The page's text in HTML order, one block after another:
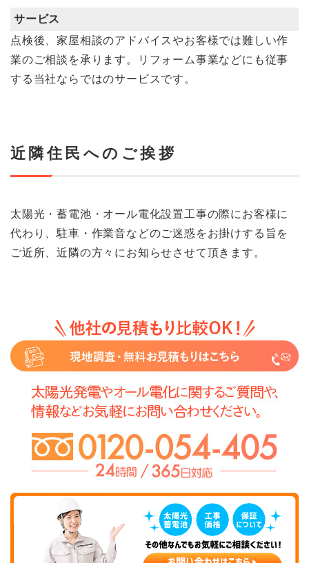
サービス
点検後、家屋相談のアドバイスやお客様では難しい作
業のご相談を承ります。リフォーム事業などにも従事
する当社ならではのサービスです。
近隣住民へのご挨拶
太陽光・蓄電池・オール電化設置工事の際にお客様に
代わり、駐車・作業音などのご迷惑をお掛けする旨を
ご近所、近隣の方々にお知らせさせて頂きます。